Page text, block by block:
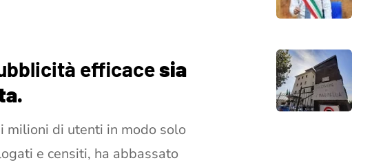
efficacesia
milioni di utenti in modo solo
e censiti, ha abbassato